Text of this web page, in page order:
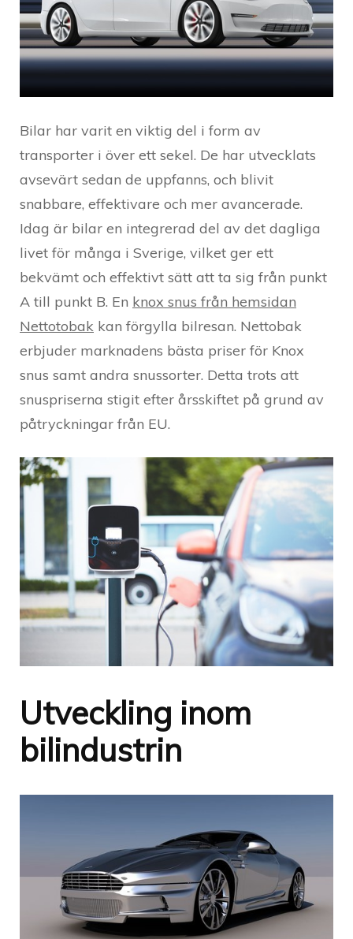
Bilar har varit en viktig del i form av
transporter i över ett sekel. De har utvecklats
avsevärt sedan de uppfanns, och blivit
snabbare, effektivare och mer avancerade.
Idag är bilar en integrerad del av det dagliga
livet för många i Sverige, vilket ger ett
bekvämt och effektivt sätt att ta sig från punkt
A till punkt B. En knox snus från hemsidan
Nettotobak kan förgylla bilresan. Nettobak
erbjuder marknadens bästa priser för Knox
snus samt andra snussorter. Detta trots att
snuspriserna stigit efter årsskiftet på grund av
påtryckningar från EU.
Utveckling inom
bilindustrin